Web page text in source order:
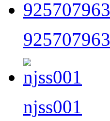
925707963
njss001